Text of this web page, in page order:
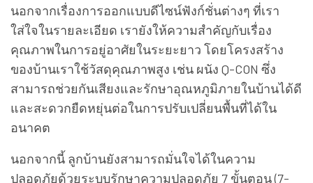
นอกจากเรื่องการออกแบบดีไซน์ฟังก์ชั่นต่างๆ ที่เรา
ใส่ใจในรายละเอียด เรายังให้ความสำคัญกับเรื่อง
คุณภาพในการอยู่อาศัยในระยะยาว โดยโครงสร้าง
ของบ้านเราใช้วัสดุคุณภาพสูง เช่น ผนัง Q-CON ซึ่ง
สามารถช่วยกันเสียงและรักษาอุณหภูมิภายในบ้านได้ดี
และสะดวกยืดหยุ่นต่อในการปรับเปลี่ยนพื้นที่ได้ใน
อนาคต
นอกจากนี้ ลูกบ้านยังสามารถมั่นใจได้ในความ
ปลอดภัยด้วยระบบรักษาความปลอดภัย 7 ขั้นตอน (7-